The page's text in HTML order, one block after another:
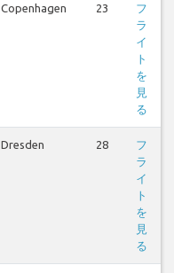
Copenhagen 23
フ
ラ
イ
ト
を
見
る
Dresden 28
フ
ラ
イ
ト
を
見
る